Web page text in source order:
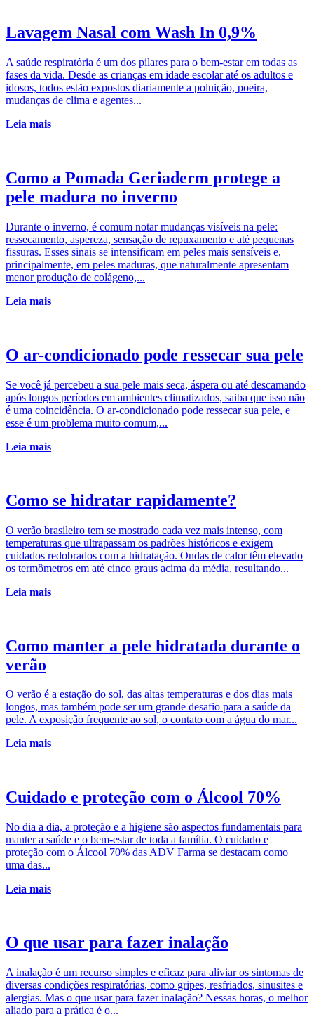
Lavagem Nasal com Wash In 0,9%
A saúde respiratória é um dos pilares para o bem-estar em todas as
fases da vida. Desde as crianças em idade escolar até os adultos e
idosos, todos estão expostos diariamente a poluição, poeira,
mudanças de clima e agentes...
Leia mais
Como a Pomada Geriaderm protege a
pele madura no inverno
Durante o inverno, é comum notar mudanças visíveis na pele:
ressecamento, aspereza, sensação de repuxamento e até pequenas
fissuras. Esses sinais se intensificam em peles mais sensíveis e,
principalmente, em peles maduras, que naturalmente apresentam
menor produção de colágeno,...
Leia mais
O ar-condicionado pode ressecar sua pele
Se você já percebeu a sua pele mais seca, áspera ou até descamando
após longos períodos em ambientes climatizados, saiba que isso não
é uma coincidência. O ar-condicionado pode ressecar sua pele, e
esse é um problema muito comum,...
Leia mais
Como se hidratar rapidamente?
O verão brasileiro tem se mostrado cada vez mais intenso, com
temperaturas que ultrapassam os padrões históricos e exigem
cuidados redobrados com a hidratação. Ondas de calor têm elevado
os termômetros em até cinco graus acima da média, resultando...
Leia mais
Como manter a pele hidratada durante o
verão
O verão é a estação do sol, das altas temperaturas e dos dias mais
longos, mas também pode ser um grande desafio para a saúde da
pele. A exposição frequente ao sol, o contato com a água do mar...
Leia mais
Cuidado e proteção com o Álcool 70%
No dia a dia, a proteção e a higiene são aspectos fundamentais para
manter a saúde e o bem-estar de toda a família. O cuidado e
proteção com o Álcool 70% das ADV Farma se destacam como
uma das...
Leia mais
O que usar para fazer inalação
A inalação é um recurso simples e eficaz para aliviar os sintomas de
diversas condições respiratórias, como gripes, resfriados, sinusites e
alergias. Mas o que usar para fazer inalação? Nessas horas, o melhor
aliado para a prática é o...